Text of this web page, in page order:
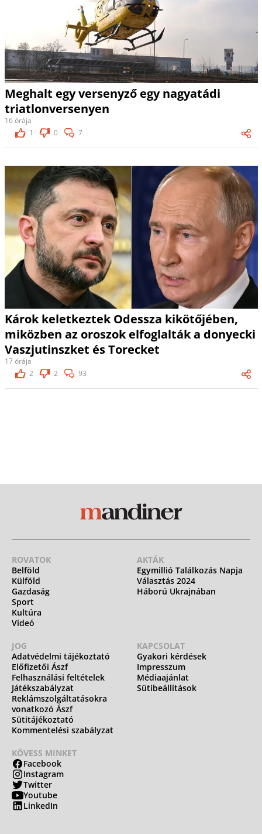
Meghalt egy versenyző egy nagyatádi
triatlonversenyen
16 órája
1
0 7
Károk keletkeztek Odessza kikötőjében,
miközben az oroszok elfoglalták a donyecki
Vaszjutinszket és Torecket
17 órája
2
2 93
ROVATOK
Belföld
Külföld
Gazdaság
Sport
Kultúra
Videó
AKTÁK
Egymillió Találkozás Napja
Választás 2024
Háború Ukrajnában
JOG
Adatvédelmi tájékoztató
Előfizetői Ászf
Felhasználási feltételek
Játékszabályzat
Reklámszolgáltatásokra
vonatkozó Ászf
Sütitájékoztató
Kommentelési szabályzat
KAPCSOLAT
Gyakori kérdések
Impresszum
Médiaajánlat
Sütibeállítások
KÖVESS MINKET
Facebook
Instagram
Twitter
Youtube
LinkedIn